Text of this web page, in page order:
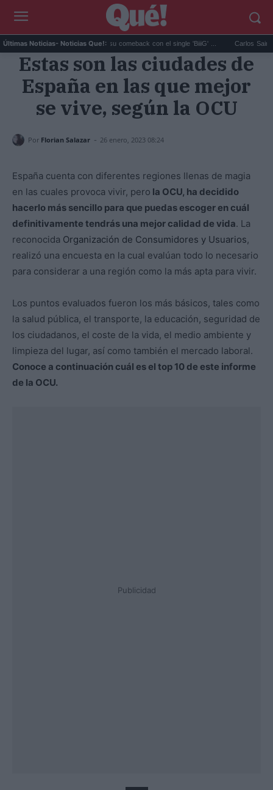
Últimas Noticias- Noticias Que!:
BIGBANG anuncia su comeback con el single 'BiiiG' ... Carlos Sainz futuro
Estas son las ciudades de
España en las que mejor
se vive, según la OCU
Por Florian Salazar - 26 enero, 2023 08:24
España cuenta con diferentes regiones llenas de magia
en las cuales provoca vivir, pero la OCU, ha decidido
hacerlo más sencillo para que puedas escoger en cuál
definitivamente tendrás una mejor calidad de vida. La
reconocida Organización de Consumidores y Usuarios,
realizó una encuesta en la cual evalúan todo lo necesario
para considerar a una región como la más apta para vivir.
Los puntos evaluados fueron los más básicos, tales como
la salud pública, el transporte, la educación, seguridad de
los ciudadanos, el coste de la vida, el medio ambiente y
limpieza del lugar, así como también el mercado laboral.
Conoce a continuación cuál es el top 10 de este informe
de la OCU.
Publicidad